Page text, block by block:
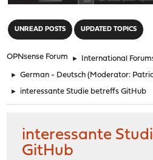
UNREAD POSTS UPDATED TOPICS
OPNsense Forum ► International
► German - Deutsch (Moderator:
► interessante Studie betreffs GitHub
interessante
GitHub